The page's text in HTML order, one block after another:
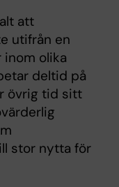
att
utifrån en
olika
deltid på
övrig tid sitt
stor nytta för